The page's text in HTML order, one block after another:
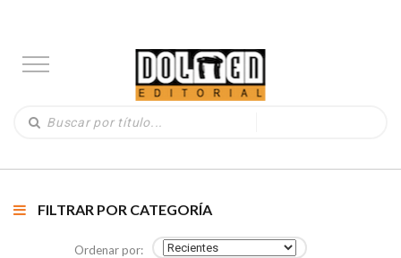
FILTRAR POR CATEGORÍA
Ordenar por: